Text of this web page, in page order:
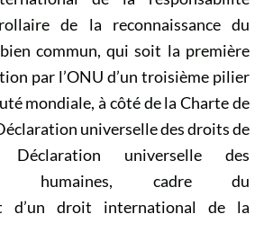
de la reconnaissance du
commun, qui soit la première
par l’ONU d’un troisième pilier
mondiale, à côté de la Charte de
universelle des droits de
Déclaration universelle des
humaines, cadre du
d’un droit international de la